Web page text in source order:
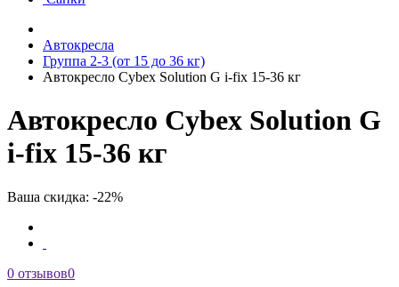
Автокресла
Группа 2-3 (от 15 до 36 кг)
Автокресло Cybex Solution G i-fix 15-36 кг
Автокресло Cybex Solution G
i-fix 15-36 кг
Ваша скидка: -22%
0 отзывов0